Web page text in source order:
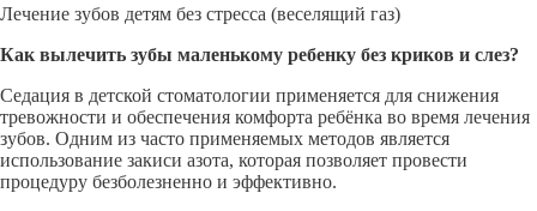
Лечение зубов детям без стресса (веселящий газ)
Как вылечить зубы маленькому ребенку без криков и слез?
Седация в детской стоматологии применяется для снижения
тревожности и обеспечения комфорта ребёнка во время лечения
зубов. Одним из часто применяемых методов является
использование закиси азота, которая позволяет провести
процедуру безболезненно и эффективно.